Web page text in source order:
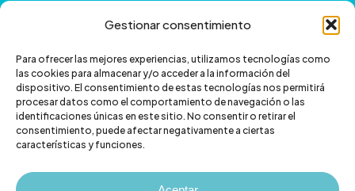
Gestionar consentimiento
Para ofrecer las mejores experiencias, utilizamos tecnologías como
las cookies para almacenar y/o acceder a la información del
dispositivo. El consentimiento de estas tecnologías nos permitirá
procesar datos como el comportamiento de navegación o las
identificaciones únicas en este sitio. No consentir o retirar el
consentimiento, puede afectar negativamente a ciertas
características y funciones.
GUÍA DE COMPRA
Preguntas frecuentes
Paga a plazos con Klarna
Paga a plazos con
scalapay
+ INFORMACIÓN
Política de envío
Cambios y devoluciones
Política de Privacidad